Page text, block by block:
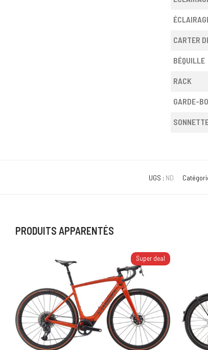
CARTER
BÉQUILLE
RACK
GARDE-
UGS : ND
PRODUITS APPARENTÉS
Super deal